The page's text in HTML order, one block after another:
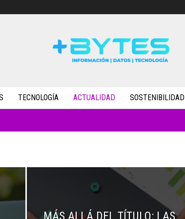
TECNOLOGÍA ACTUALIDAD SOSTENIBILIDAD
MÁS ALLÁ DEL TÍTULO: LAS